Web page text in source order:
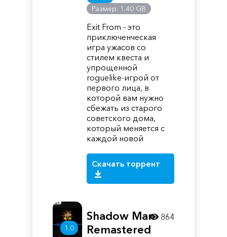
Размер: 1.40 GB
Exit From - это
приключенческая
игра ужасов со
стилем квеста и
упрощенной
roguelike-игрой от
первого лица, в
которой вам нужно
сбежать из старого
советского дома,
который меняется с
каждой новой
Скачать торрент
1.0
Shadow Man
Remastered
864